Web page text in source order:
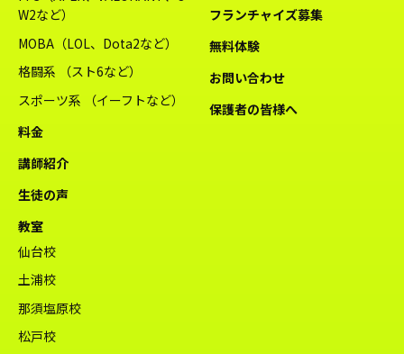
W2など）
MOBA（LOL、Dota2など）
格闘系 （スト6など）
スポーツ系 （イーフトなど）
料金
講師紹介
生徒の声
教室
仙台校
土浦校
那須塩原校
松戸校
フランチャイズ募集
無料体験
お問い合わせ
保護者の皆様へ